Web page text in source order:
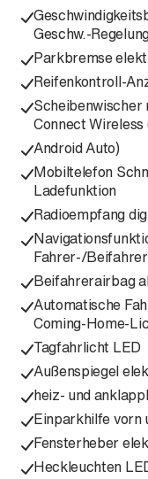
Geschw.-
Parkbremse
Reifenkontroll-
Scheibenwischer
Connect
Android Auto)
Mobiltelefon
Ladefunktion
Radioempfang
Fahrer-/
Beifahrerairbag
Automatische
Coming-Home-
Tagfahrlicht LED
Außenspiegel
heiz- und
Einparkhilfe vorn
Fensterheber
Heckleuchten